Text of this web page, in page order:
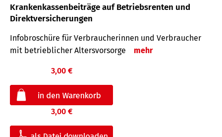
Krankenkassenbeiträge auf Betriebsrenten und
Direktversicherungen
Infobroschüre für Verbraucherinnen und Verbraucher
mit betrieblicher Altersvorsorge
mehr
3,00 €
3,00 €